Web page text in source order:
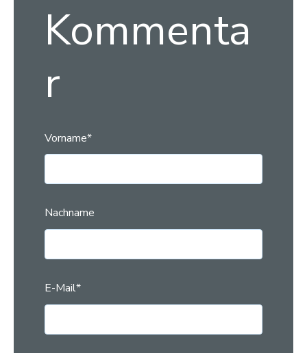
Kommenta
r
Vorname*
Nachname
E-Mail*